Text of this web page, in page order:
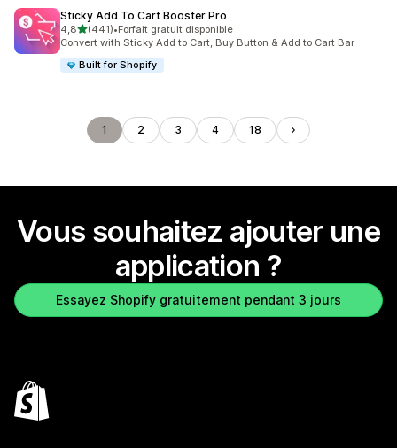
Sticky Add To Cart Booster Pro
4,8étoile(s) sur 5
(441)
441 avis au total
•Forfait gratuit disponible
Convert with Sticky Add to Cart, Buy Button & Add to Cart Bar
Built for Shopify
1 2 3 4 18
Vous souhaitez ajouter une
application ?
Essayez Shopify gratuitement pendant 3 jours